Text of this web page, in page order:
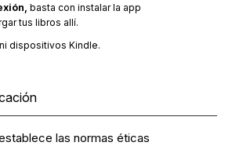
basta con instalar la app
tus libros allí.
dispositivos Kindle.
las normas éticas